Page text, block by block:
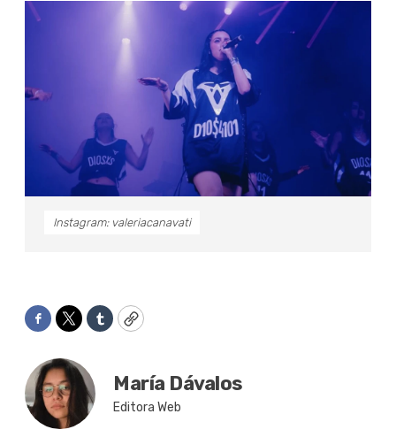
Instagram: valeriacanavati
Facebook
TwitterTumblrCopy
María Dávalos
Editora Web